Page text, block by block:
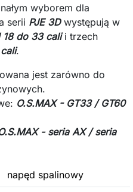
wyborem dla
serii PJE 3Dwystępują w
18 do 33 calii trzech
.
jest zarówno do
O.S.MAX - GT33 / GT60
- seria AX / seria
napęd spalinowy